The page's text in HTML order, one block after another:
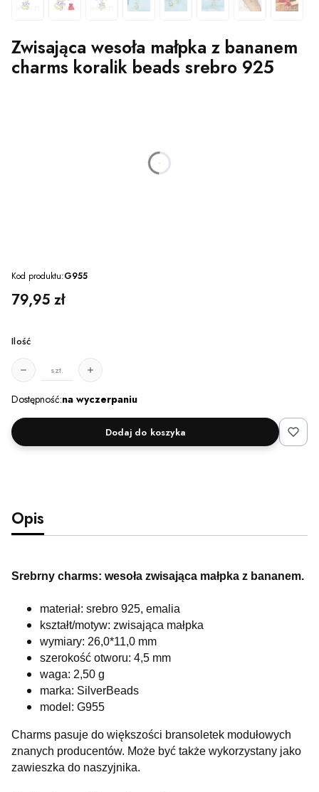
Zwisająca wesoła małpka z bananem
charms koralik beads srebro 925
godzin
Kod produktu:G955
Cena
79,95 zł
Ilość
szt.
Dostępność:na wyczerpaniu
Dodaj do koszyka
Opis
Srebrny charms: wesoła zwisająca małpka z bananem.
materiał: srebro 925, emalia
kształt/motyw: zwisająca małpka
wymiary: 26,0*11,0 mm
szerokość otworu: 4,5 mm
waga: 2,50 g
marka: SilverBeads
model: G955
Charms pasuje do większości bransoletek modułowych
znanych producentów. Może być także wykorzystany jako
zawieszka do naszyjnika.